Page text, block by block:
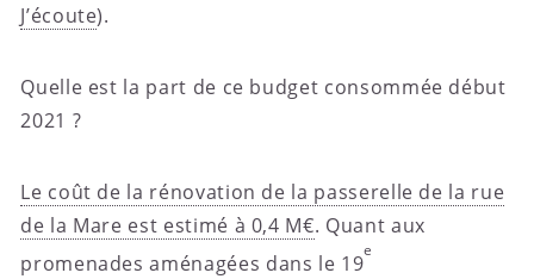
J’écoute).
Quelle est la part de ce budget consommée début
2021 ?
Le coût de la rénovation de la passerelle de la rue
de la Mare est estimé à 0,4 M€. Quant aux
promenades aménagées dans le 19
e